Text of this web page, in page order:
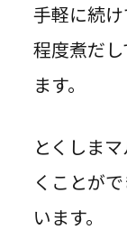
手軽に続
程度煮だ
ます。
とくしま
くことが
います。